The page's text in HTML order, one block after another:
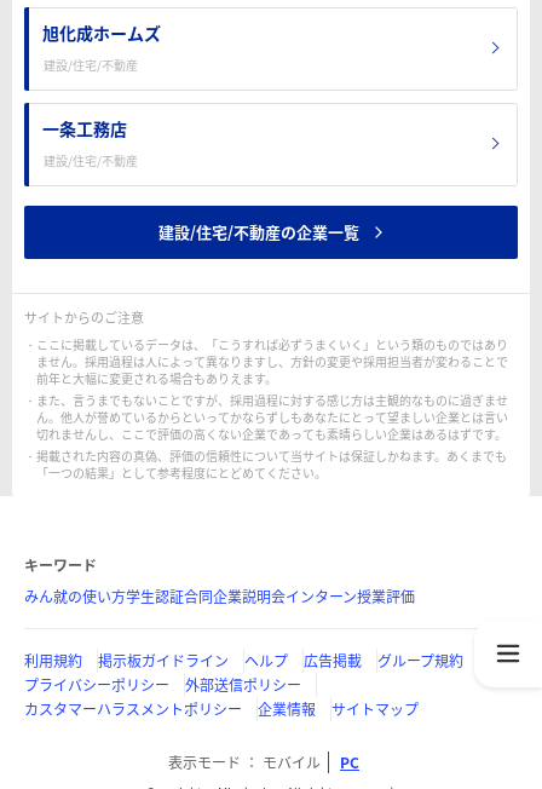
旭化成ホームズ
建設/住宅/不動産
一条工務店
建設/住宅/不動産
建設/住宅/不動産の企業一覧
サイトからのご注意
ここに掲載しているデータは、「こうすれば必ずうまくいく」という類のものではあり
ません。採用過程は人によって異なりますし、方針の変更や採用担当者が変わることで
前年と大幅に変更される場合もありえます。
また、言うまでもないことですが、採用過程に対する感じ方は主観的なものに過ぎませ
ん。他人が誉めているからといってかならずしもあなたにとって望ましい企業とは言い
切れませんし、ここで評価の高くない企業であっても素晴らしい企業はあるはずです。
掲載された内容の真偽、評価の信頼性について当サイトは保証しかねます。あくまでも
「一つの結果」として参考程度にとどめてください。
キーワード
みん就の使い方学生認証合同企業説明会インターン授業評価
利用規約 掲示板ガイドライン ヘルプ 広告掲載
グループ規約
プライバシーポリシー
外部送信ポリシー
カスタマーハラスメントポリシー
企業情報 サイトマップ
表示モード モバイル PC